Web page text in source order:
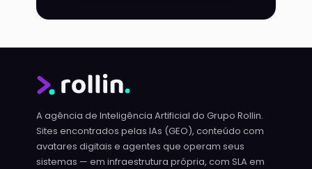
A agência de Inteligência Artificial do Grupo Rollin.
Sites encontrados pelas IAs (GEO), conteúdo com
avatares digitais e agentes que operam seus
sistemas — em infraestrutura própria, com SLA em